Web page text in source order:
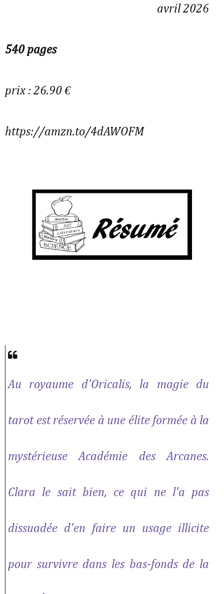
avril 2026
540 pages
prix : 26.90 €
https://amzn.to/4dAWOFM
Au royaume d'Oricalis, la magie du
tarot est réservée à une élite formée à la
mystérieuse Académie des Arcanes.
Clara le sait bien, ce qui ne l'a pas
dissuadée d'en faire un usage illicite
pour survivre dans les bas-fonds de la